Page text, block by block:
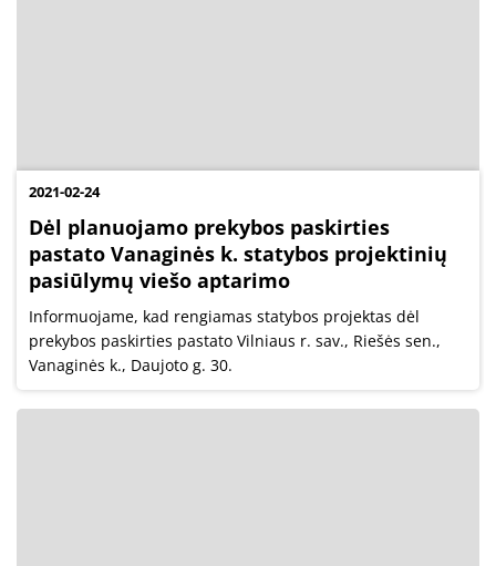
2021-02-24
Dėl planuojamo prekybos paskirties
pastato Vanaginės k. statybos projektinių
pasiūlymų viešo aptarimo
Informuojame, kad rengiamas statybos projektas dėl
prekybos paskirties pastato Vilniaus r. sav., Riešės sen.,
Vanaginės k., Daujoto g. 30.